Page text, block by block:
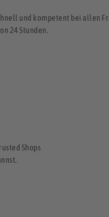
und kompetent bei allen
24 Stunden.
Shops